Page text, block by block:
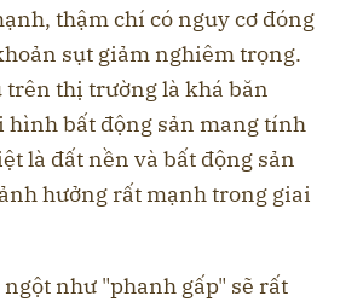
thậm chí có nguy cơ đóng
sụt giảm nghiêm trọng.
trên thị trường là khá băn
hình bất động sản mang tính
là đất nền và bất động sản
hưởng rất mạnh trong giai
như "phanh gấp" sẽ rất